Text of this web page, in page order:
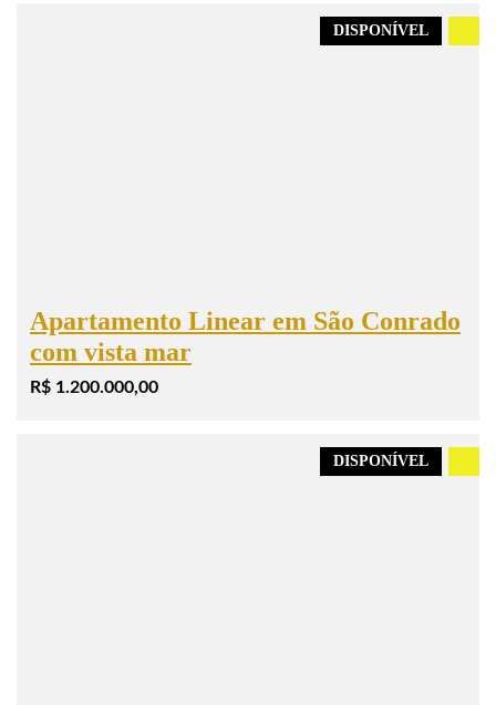
DISPONÍVEL
Apartamento Linear em São Conrado
com vista mar
R$ 1.200.000,00
DISPONÍVEL